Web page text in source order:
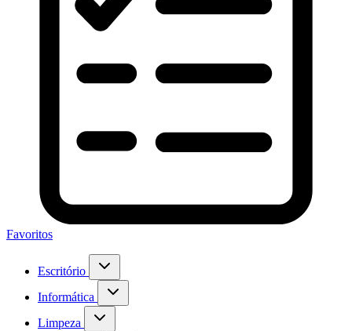
Favoritos
Escritório
Informática
Limpeza